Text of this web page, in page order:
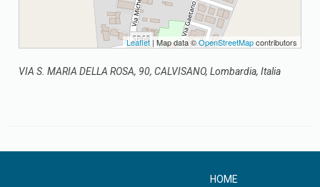
Leaflet | Map data ©OpenStreetMapcontributors
VIA S. MARIA DELLA ROSA, 90, CALVISANO, Lombardia, Italia
HOME